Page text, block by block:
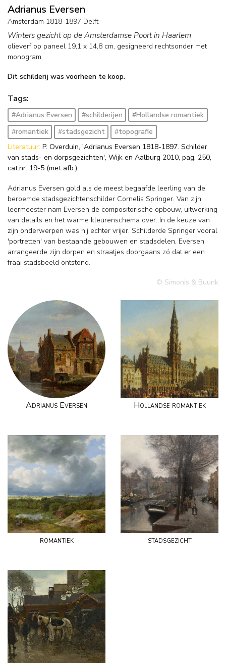
Adrianus Eversen
Amsterdam 1818-1897 Delft
Winters gezicht op de Amsterdamse Poort in Haarlem
olieverf op paneel 19,1 x 14,8 cm, gesigneerd rechtsonder met
monogram
Dit schilderij was voorheen te koop.
Tags:
#Adrianus Eversen #schilderijen
#Hollandse romantiek
#romantiek
#stadsgezicht
#topografie
Literatuur: P. Overduin, 'Adrianus Eversen 1818-1897. Schilder
van stads- en dorpsgezichten', Wijk en Aalburg 2010, pag. 250,
cat.nr. 19-5 (met afb.).
Adrianus Eversen gold als de meest begaafde leerling van de
beroemde stadsgezichtenschilder Cornelis Springer. Van zijn
leermeester nam Eversen de compositorische opbouw, uitwerking
van details en het warme kleurenschema over. In de keuze van
zijn onderwerpen was hij echter vrijer. Schilderde Springer vooral
'portretten' van bestaande gebouwen en stadsdelen, Eversen
arrangeerde zijn dorpen en straatjes doorgaans zó dat er een
fraai stadsbeeld ontstond.
© Simonis & Buunk
Adrianus Eversen Hollandse romantiek
romantiek stadsgezicht